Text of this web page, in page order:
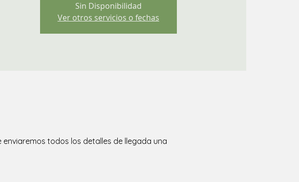
Sin Disponibilidad
Ver otros servicios o fechas
enviaremos todos los detalles de llegada una